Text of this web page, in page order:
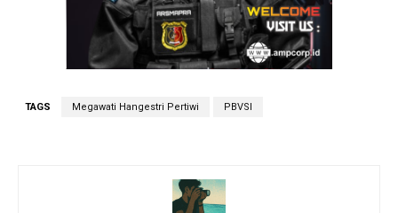
TAGS Megawati Hangestri Pertiwi PBVSI